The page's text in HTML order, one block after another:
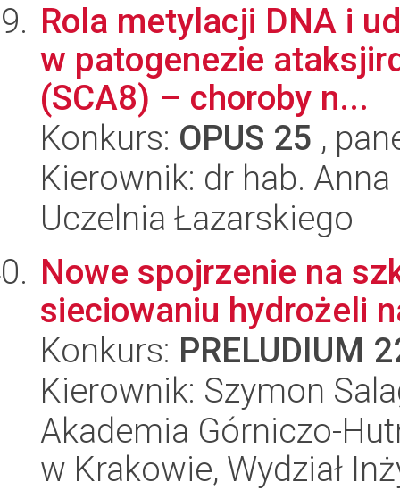
Rola metylacji DNA i
w patogenezie
(SCA8) – choroby n...
Konkurs: OPUS 25 ,
Kierownik: dr hab. Anna
Uczelnia Łazarskiego
Nowe spojrzenie na
sieciowaniu hydrożeli
Konkurs: PRELUDIUM
Kierownik: Szymon
Akademia Górniczo-
w Krakowie, Wydział